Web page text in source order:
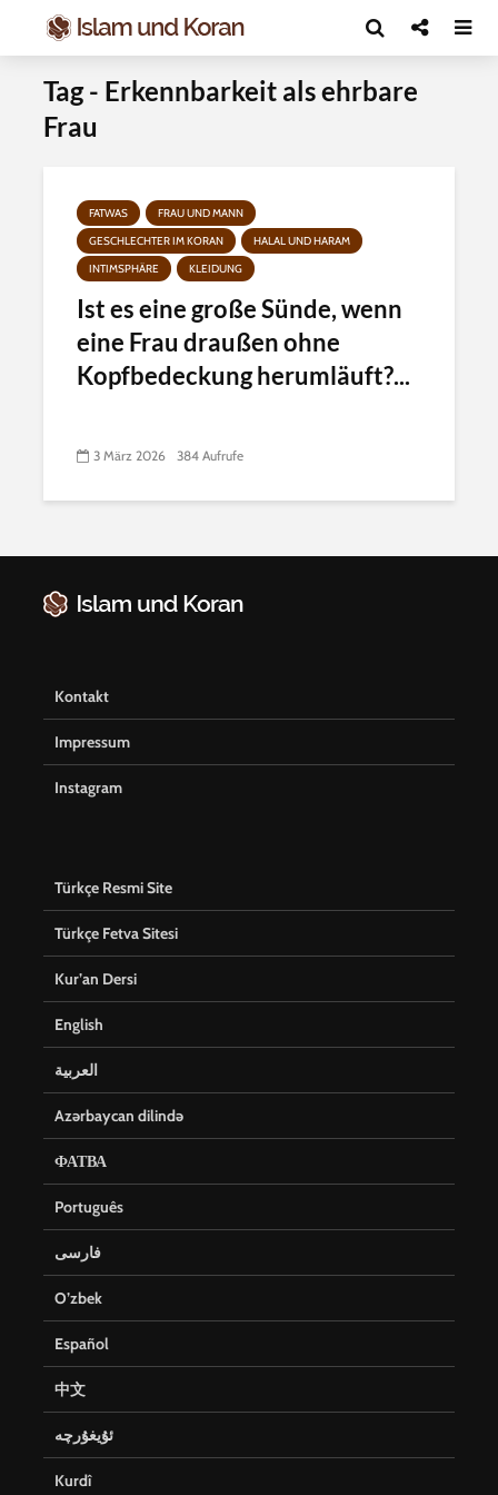
Tag - Erkennbarkeit als ehrbare
Frau
FATWAS
FRAU UND MANN
GESCHLECHTER IM KORAN
HALAL UND HARAM
INTIMSPHÄRE
KLEIDUNG
Ist es eine große Sünde, wenn
eine Frau draußen ohne
Kopfbedeckung herumläuft?...
3 März 2026 384 Aufrufe
Kontakt
Impressum
Instagram
Türkçe Resmi Site
Türkçe Fetva Sitesi
Kur’an Dersi
English
العربية
Azərbaycan dilində
ФАТВА
Português
فارسی
O’zbek
Español
中文
ئۇيغۇرچە
Kurdî